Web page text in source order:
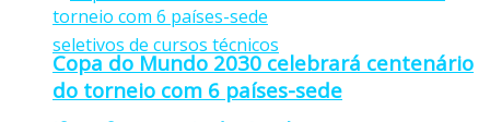
Copa do Mundo 2030 celebrará centenário
do torneio com 6 países-sede